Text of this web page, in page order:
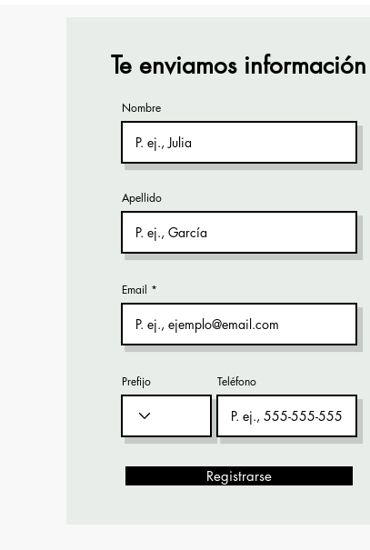
Te enviamos información
Nombre
Apellido
Email
Prefijo Teléfono
Registrarse